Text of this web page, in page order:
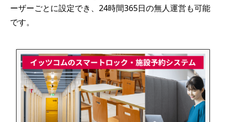
ーザーごとに設定でき、24時間365日の無人運営も可能
です。